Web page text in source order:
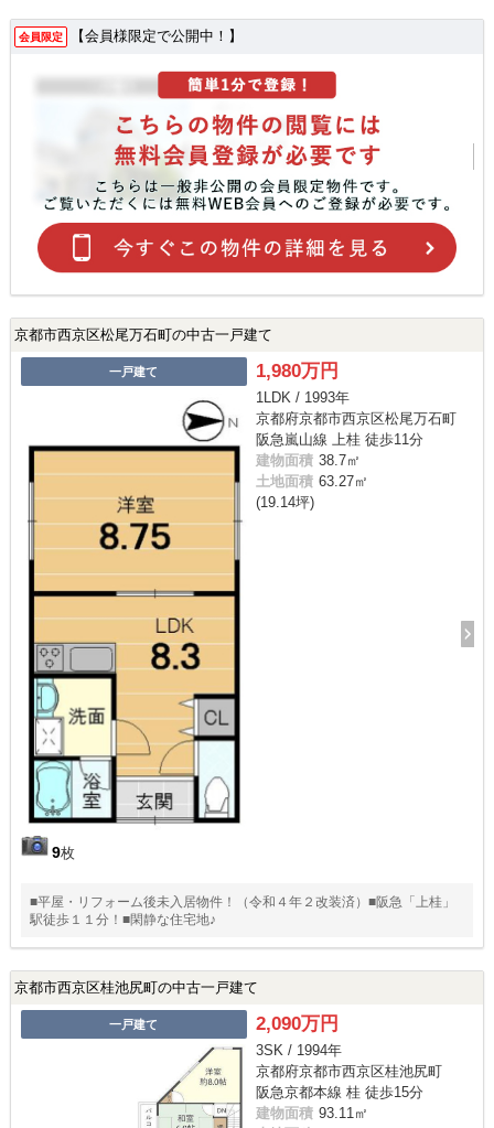
会員限定 【会員様限定で公開中！】
京都市西京区松尾万石町の中古一戸建て
一戸建て
9枚
1,980万円
1LDK / 1993年
京都府京都市西京区松尾万石町
阪急嵐山線 上桂 徒歩11分
建物面積 38.7㎡
土地面積 63.27㎡
(19.14坪)
■平屋・リフォーム後未入居物件！（令和４年２改装済）■阪急「上桂」
駅徒歩１１分！■閑静な住宅地♪
京都市西京区桂池尻町の中古一戸建て
一戸建て 2,090万円
3SK / 1994年
京都府京都市西京区桂池尻町
阪急京都本線 桂 徒歩15分
建物面積 93.11㎡